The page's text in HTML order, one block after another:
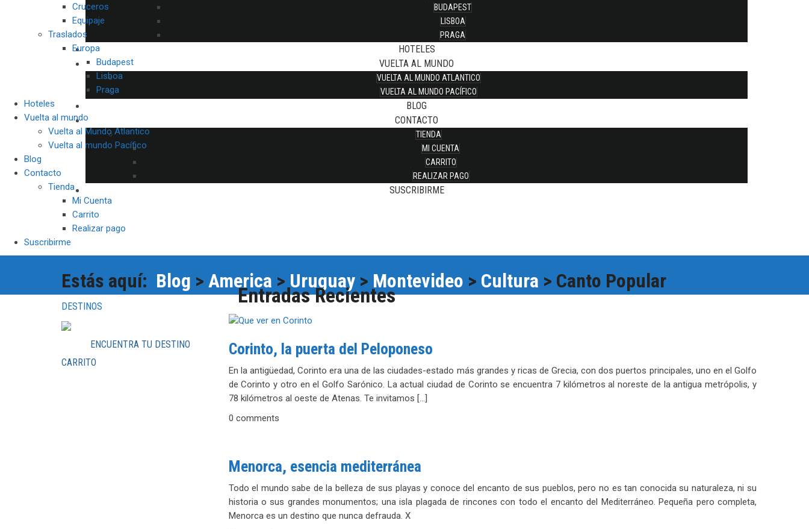
BUDAPEST
LISBOA
PRAGA
HOTELES
VUELTA AL MUNDO
VUELTA AL MUNDO ATLANTICO
VUELTA AL MUNDO PACÍFICO
BLOG
CONTACTO
TIENDA
MI CUENTA
CARRITO
REALIZAR PAGO
SUSCRIBIRME
Cruceros
Equipaje
Traslados
Europa
Budapest
Lisboa
Praga
Hoteles
Vuelta al mundo
Vuelta al Mundo Atlantico
Vuelta al mundo Pacífico
Blog
Contacto
Tienda
Mi Cuenta
Carrito
Realizar pago
Suscribirme
Estás aquí: Blog > America > Uruguay > Montevideo > Cultura > Canto Popular
Entradas Recientes
Corinto, la puerta del Peloponeso
En la antigüedad, Corinto era una de las ciudades-estado más grandes y ricas de Grecia, con dos puertos principales, uno en el Golfo
de Corinto y otro en el Golfo Sarónico. La actual ciudad de Corinto se encuentra 7 kilómetros al noreste de la antigua metrópolis, y
78 kilómetros al oeste de Atenas. Te invitamos […]
0 comments
Menorca, esencia mediterránea
Todo el mundo sabe de la belleza de sus playas y conoce del encanto de sus pueblos, pero no es tan conocida su naturaleza, ni su
historia o sus grandes monumentos; una isla plagada de rincones con todo el encanto del Mediterráneo. Pequeña pero completa,
Menorca es un destino que nunca defrauda. X
DESTINOS
ENCUENTRA TU DESTINO
CARRITO